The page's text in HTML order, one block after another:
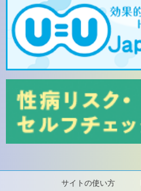
サイトの使い方